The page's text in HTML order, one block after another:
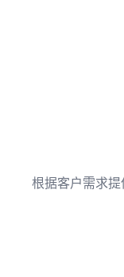
根据客户需求